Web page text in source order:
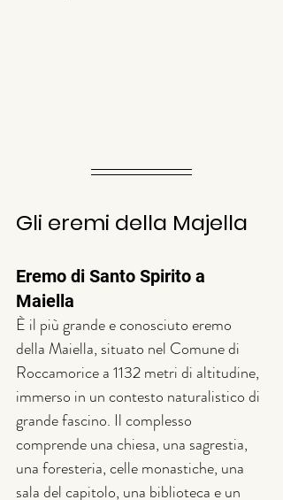
Gli eremi della Majella
Eremo di Santo Spirito a
Maiella
È il più grande e conosciuto eremo
della Maiella, situato nel Comune di
Roccamorice a 1132 metri di altitudine,
immerso in un contesto naturalistico di
grande fascino. Il complesso
comprende una chiesa, una sagrestia,
una foresteria, celle monastiche, una
sala del capitolo, una biblioteca e un